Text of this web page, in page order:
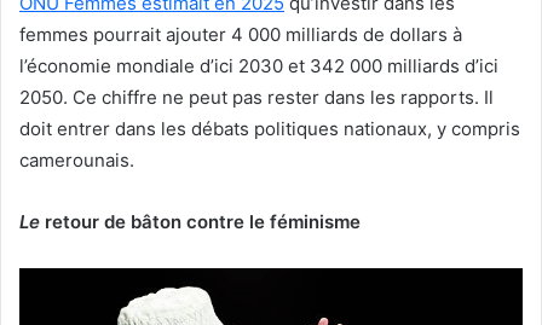
femmes pourrait ajouter 4 000 milliards de dollars à
l’économie mondiale d’ici 2030 et 342 000 milliards d’ici
2050. Ce chiffre ne peut pas rester dans les rapports. Il
doit entrer dans les débats politiques nationaux, y compris
camerounais.
Le retour de bâton contre le féminisme